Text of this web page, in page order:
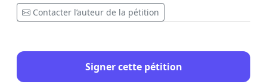
cours crée une charge mentale inacceptable.
solution juste
: un aménagement individuel pour
la copie manquante et non un impact collectif pour
Contacter l’auteur de la pétition
Signer cette pétition